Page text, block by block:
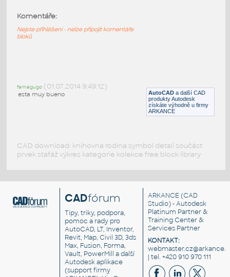
DWG Ventily
DWG Ventily AutoCAD a další CAD
produkty Autodesk
získáte výhodně u firmy
ARKANCE
Komentáře:
Nejste přihlášeni - nelze připojit komentáře
bloků
famagugo (01.07.2014 9:49:12)
esta muy bueno
CAD download: knihovna rodina symbol detail součást
prvek stafáž výkres kategorie kolekce free block library
CADfórum
Tipy, triky, podpora,
pomoc a rady pro
AutoCAD, LT, Inventor,
Revit, Map, Civil 3D, 3ds
Max, Fusion, Forma,
Vault, PowerMill a další
Autodesk aplikace
(support firmy
ARKANCE (CAD
Studio) - Autodesk
Platinum Partner &
Training Center &
Services Partner
KONTAKT:
| tel. +420 910 970 111